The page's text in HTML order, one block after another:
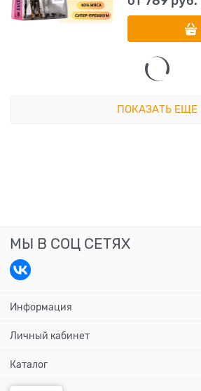
ПОКАЗАТЬ ЕЩЕ
МЫ В СОЦ СЕТЯХ
Информация
Личный кабинет
Каталог